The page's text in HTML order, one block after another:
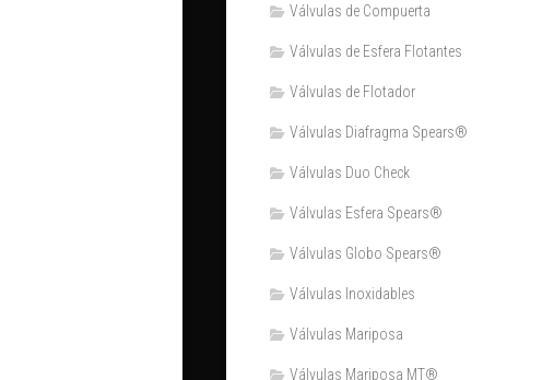
Válvulas de Compuerta
Válvulas de Esfera Flotantes
Válvulas de Flotador
Válvulas Diafragma Spears®️
Válvulas Duo Check
Válvulas Esfera Spears®
Válvulas Globo Spears®
Válvulas Inoxidables
Válvulas Mariposa
Válvulas Mariposa MT®